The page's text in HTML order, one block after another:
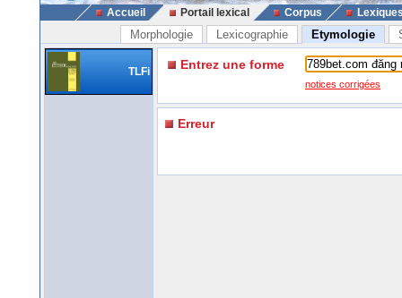
Accueil Portail lexical Corpus
Morphologie Lexicographie Etymologie
TLFi Entrez une forme
notices corrigées
Erreur